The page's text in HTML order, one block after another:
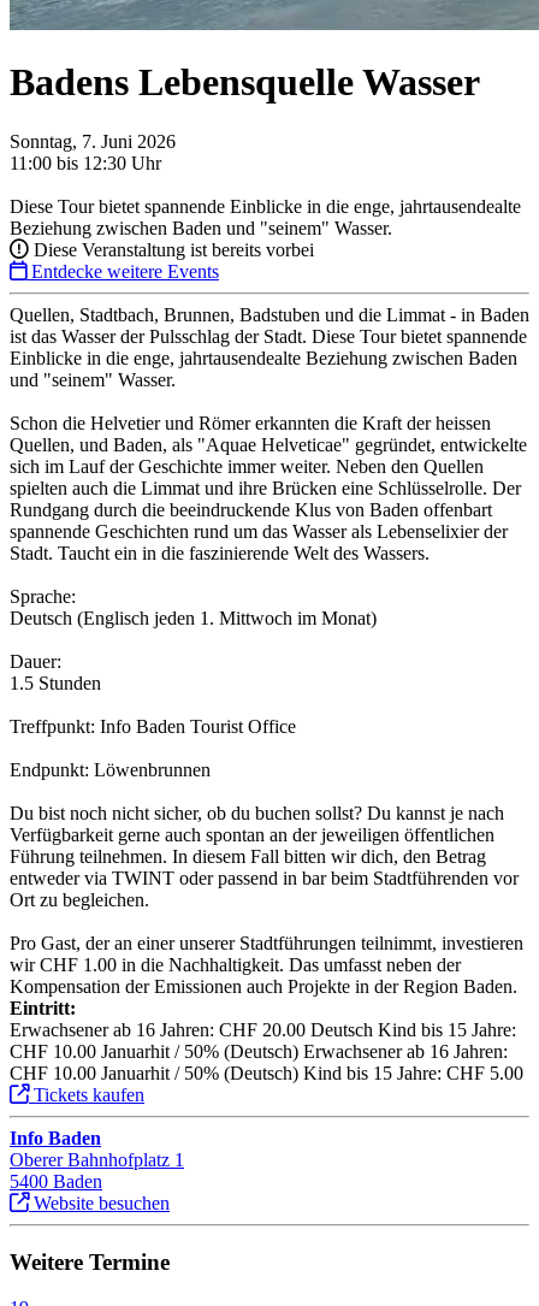
Badens Lebensquelle Wasser
Sonntag, 7. Juni 2026
11:00 bis 12:30 Uhr
Diese Tour bietet spannende Einblicke in die enge, jahrtausendealte
Beziehung zwischen Baden und "seinem" Wasser.
Diese Veranstaltung ist bereits vorbei
Entdecke weitere Events
Quellen, Stadtbach, Brunnen, Badstuben und die Limmat - in Baden
ist das Wasser der Pulsschlag der Stadt. Diese Tour bietet spannende
Einblicke in die enge, jahrtausendealte Beziehung zwischen Baden
und "seinem" Wasser.
Schon die Helvetier und Römer erkannten die Kraft der heissen
Quellen, und Baden, als "Aquae Helveticae" gegründet, entwickelte
sich im Lauf der Geschichte immer weiter. Neben den Quellen
spielten auch die Limmat und ihre Brücken eine Schlüsselrolle. Der
Rundgang durch die beeindruckende Klus von Baden offenbart
spannende Geschichten rund um das Wasser als Lebenselixier der
Stadt. Taucht ein in die faszinierende Welt des Wassers.
Sprache:
Deutsch (Englisch jeden 1. Mittwoch im Monat)
Dauer:
1.5 Stunden
Treffpunkt: Info Baden Tourist Office
Endpunkt: Löwenbrunnen
Du bist noch nicht sicher, ob du buchen sollst? Du kannst je nach
Verfügbarkeit gerne auch spontan an der jeweiligen öffentlichen
Führung teilnehmen. In diesem Fall bitten wir dich, den Betrag
entweder via TWINT oder passend in bar beim Stadtführenden vor
Ort zu begleichen.
Pro Gast, der an einer unserer Stadtführungen teilnimmt, investieren
wir CHF 1.00 in die Nachhaltigkeit. Das umfasst neben der
Kompensation der Emissionen auch Projekte in der Region Baden.
Eintritt:
Erwachsener ab 16 Jahren: CHF 20.00 Deutsch Kind bis 15 Jahre:
CHF 10.00 Januarhit / 50% (Deutsch) Erwachsener ab 16 Jahren:
CHF 10.00 Januarhit / 50% (Deutsch) Kind bis 15 Jahre: CHF 5.00
Tickets kaufen
Info Baden
Oberer Bahnhofplatz 1
5400 Baden
Website besuchen
Weitere Termine